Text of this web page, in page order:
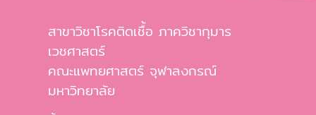
สาขาวิชาโรคติดเชื้อ ภาควิชากุมาร
เวชศาสตร์
คณะแพทยศาสตร์ จุฬาลงกรณ์
มหาวิทยาลัย